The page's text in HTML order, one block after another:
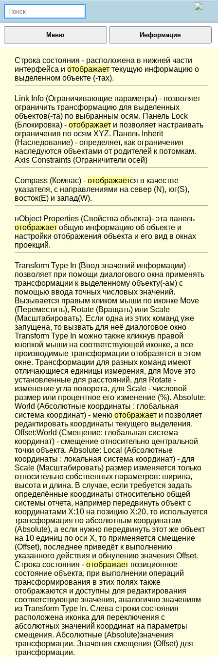
Меню Информация
Строка состояния - расположена в нижней части
интерфейса и отображает текущую информацию о
выделенном объекте (-тах).
Link Info (Ограничивающие параметры) - позволяет
ограничить трансформацию для выделенных
объектов(-та) по выбранным осям. Панель Lock
(Блокировка) - отображает и позволяет настраивать
ограничения по осям XYZ. Панель Inherit
(Наследование) - определяет, как ограничения
наследуются объектами от родителей к потомкам.
Axis Constraints (Ограничители осей)
Compass (Компас) - отображается в качестве
указателя, с направлениями на север (N), юг(S),
восток(E) и запад(W).
нObject Properties (Свойства объекта)- эта панель
отображает общую информацию об объекте и
настройки отображения объекта и его вид в окнах
проекций.
Transform Type In (Ввод значений информации) -
позволяет при помощи диалогового окна применять
трансформации к выделенному объекту(-ам) с
помощью ввода точных числовых значений.
Вызывается правым кликом мыши по иконке Move
(Переместить), Rotate (Вращать) или Scale
(Масштабировать). Если одна из этих команд уже
запущена, то вызвать для неё диалоговое окно
Transform Type In можно также кликнув правой
кнопкой мыши на соответствующей иконке, а все
производимые трансформации отобразятся в этом
окне. Трансформации для разных команд имеют
отличающиеся единицы измерения, для Move это
установленные для расстояний, для Rotate -
изменение угла поворота, для Scale - числовой
размер или процентное его изменение (%). Absolute:
World (Абсолютные координаты : глобальная
система координат) - меню отображает и позволяет
редактировать координаты текущего выделения.
Offset:World (Смещение: глобальная система
координат) - смещение относительно центральной
точки объекта. Absolute: Local (Абсолютные
координаты : локальная система координат) - для
Scale (Масштабировать) размер изменяется только
относительно собственных параметров: ширина,
высота и длина. В случае, если требуется задать
определённые координаты относительно общей
системы отчета, например передвинуть объект c
координатами X:10 на позицию X:20, то используется
трансформация по абсолютным координатам
(Absolute), а если нужно передвинуть этот же объект
на 10 единиц по оси Х, то применяется смещение
(Offset), последнее приведёт к выполнению
указанного действия и обнулению значения Offset.
Строка состояния - отображает позиционное
состояние объекта, при выполнении операций
трансформирования в этих полях также
отображаются и доступны для редактирования
соответствующие значения, аналогично значениям
из Transform Type In. Слева строки состояния
расположена иконка для переключения с
абсолютных значений координат на параметры
смещения. Абсолютные (Absolute)значения
трансформации. Значения смещения (Offset) для
трансформации.